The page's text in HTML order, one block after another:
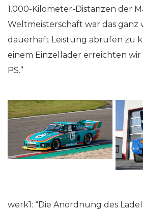
1.000-Kilometer-Distanzen der
Weltmeisterschaft war das ganz
dauerhaft Leistung abrufen zu
einem Einzellader erreichten wir
PS.”
werk1: “Die Anordnung des